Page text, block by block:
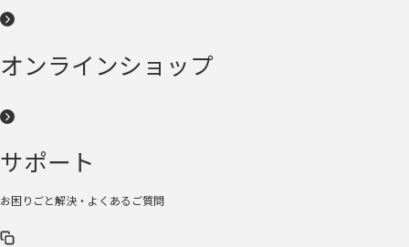
オンラインショップ
サポート
お困りごと解決・よくあるご質問